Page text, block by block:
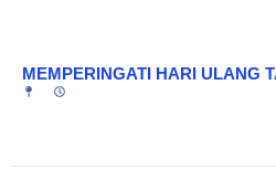
MEMPERINGATI HARI ULANG